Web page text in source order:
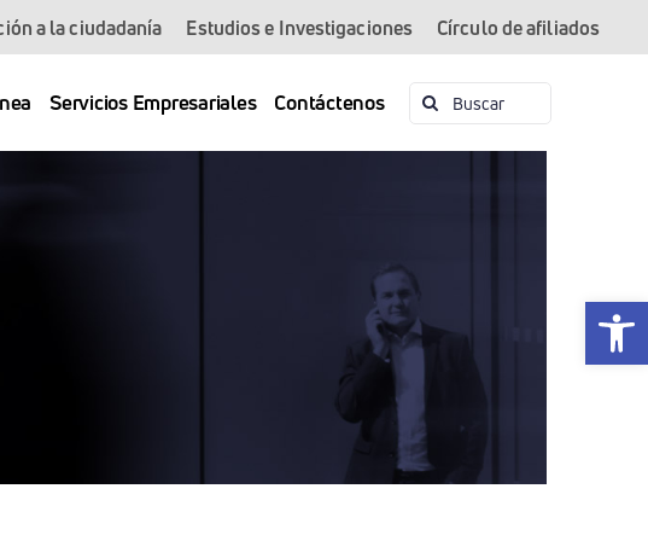
Abrir
a la ciudadanía Estudios e Investigaciones Círculo de afiliados
Servicios Empresariales Contáctenos Buscar: